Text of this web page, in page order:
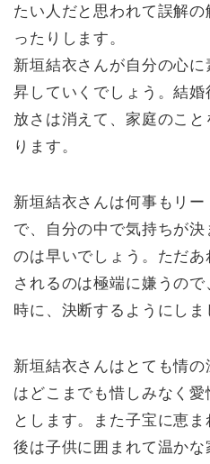
たい人だと思われて誤解
ったりします。
新垣結衣さんが自分の心
昇していくでしょう。結
放さは消えて、家庭のこ
ります。
新垣結衣さんは何事もリ
で、自分の中で気持ちが
のは早いでしょう。ただ
されるのは極端に嫌うの
時に、決断するようにしま
新垣結衣さんはとても情
はどこまでも惜しみなく
とします。また子宝に恵
後は子供に囲まれて温か